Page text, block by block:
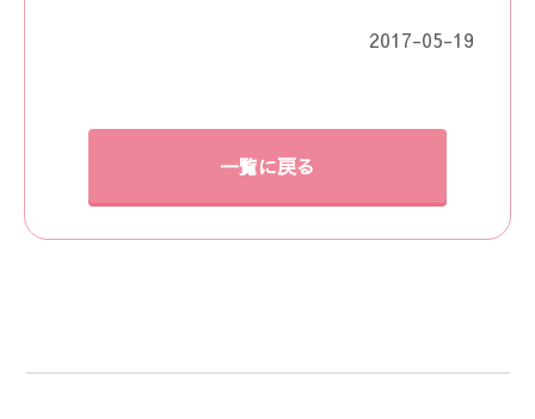
2017-05-19
一覧に戻る